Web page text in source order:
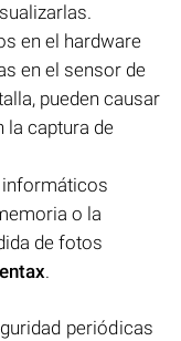
en el hardware
en el sensor de
pueden causar
la captura de
o la
de fotos
.
periódicas